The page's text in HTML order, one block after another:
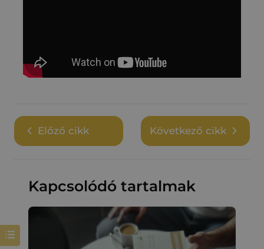
Előző cikk Következő cikk
Kapcsolódó tartalmak